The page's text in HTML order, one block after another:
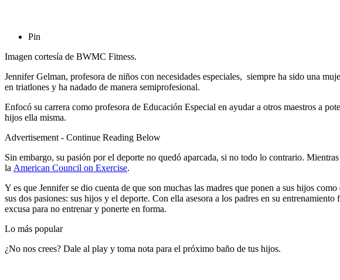
Pin
Imagen cortesía de BWMC Fitness.
Jennifer Gelman, profesora de niños con necesidades especiales, siempre ha sido una
en triatlones y ha nadado de manera semiprofesional.
Enfocó su carrera como profesora de Educación Especial en ayudar a otros maestros a
hijos ella misma.
Advertisement - Continue Reading Below
Sin embargo, su pasión por el deporte no quedó aparcada, si no todo lo contrario.
la American Council on Exercise.
Y es que Jennifer se dio cuenta de que son muchas las madres que ponen a sus hijos
sus dos pasiones: sus hijos y el deporte. Con ella asesora a los padres en su
excusa para no entrenar y ponerte en forma.
Lo más popular
¿No nos crees? Dale al play y toma nota para el próximo baño de tus hijos.